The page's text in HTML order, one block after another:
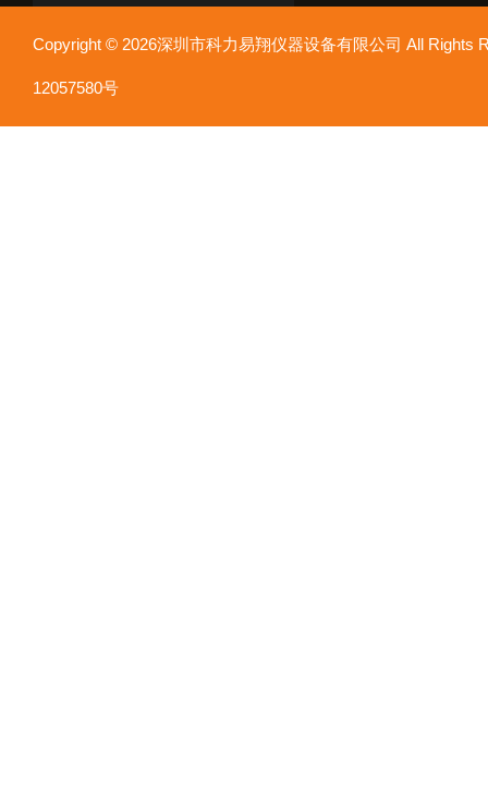
Copyright © 2026深圳市科力易翔仪器设备有限公司 All
12057580号